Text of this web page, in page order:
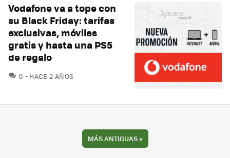
Vodafone va a tope con
su Black Friday: tarifas
exclusivas, móviles
gratis y hasta una PS5
de regalo
0 COMENTARIOS
HACE 2 AÑOS
MÁS ANTIGUAS»